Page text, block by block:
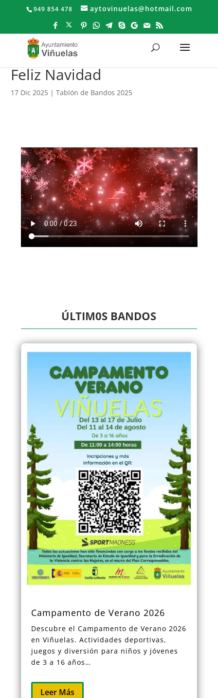
949 854 478 aytovinuelas@hotmail.com
Feliz Navidad
17 Dic 2025 |Tablón de Bandos 2025
ÚLTIM0S BANDOS
Campamento de Verano 2026
Descubre el Campamento de Verano 2026
en Viñuelas. Actividades deportivas,
juegos y diversión para niños y jóvenes
de 3 a 16 años…
Leer Más